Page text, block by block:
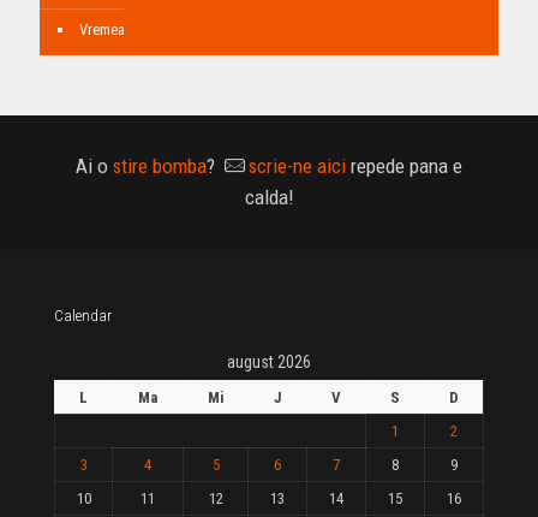
Vremea
Ai o stire bomba? scrie-ne aici repede pana e
calda!
Calendar
august 2026
L Ma Mi J V S
D
1
2
3
4 5 6 7 8
9
10
11 12 13 14 15
16